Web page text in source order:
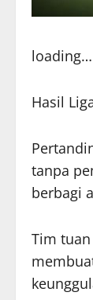
loading…
Hasil
tanpa
berbagi
Tim